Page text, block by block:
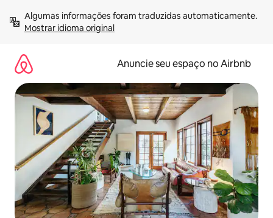
para
Mostrar idioma original
Anuncie seu espaço no Airbnb